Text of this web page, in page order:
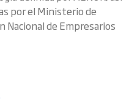
por el Ministerio de
Nacional de Empresarios